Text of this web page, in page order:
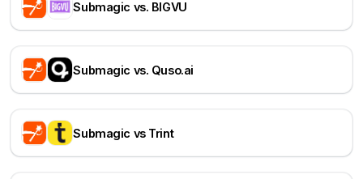
Submagic vs. BIGVU
Submagic vs. Quso.ai
Submagic vs Trint